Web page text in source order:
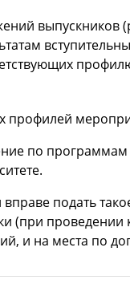
профилей
по программам
подать
(при
и на места по